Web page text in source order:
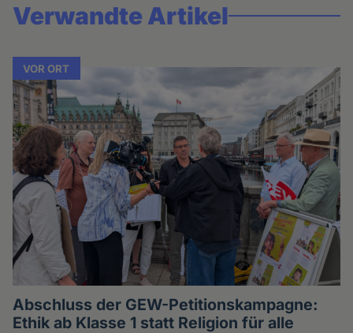
Verwandte Artikel
VOR ORT
Abschluss der GEW-Petitionskampagne:
Ethik ab Klasse 1 statt Religion für alle